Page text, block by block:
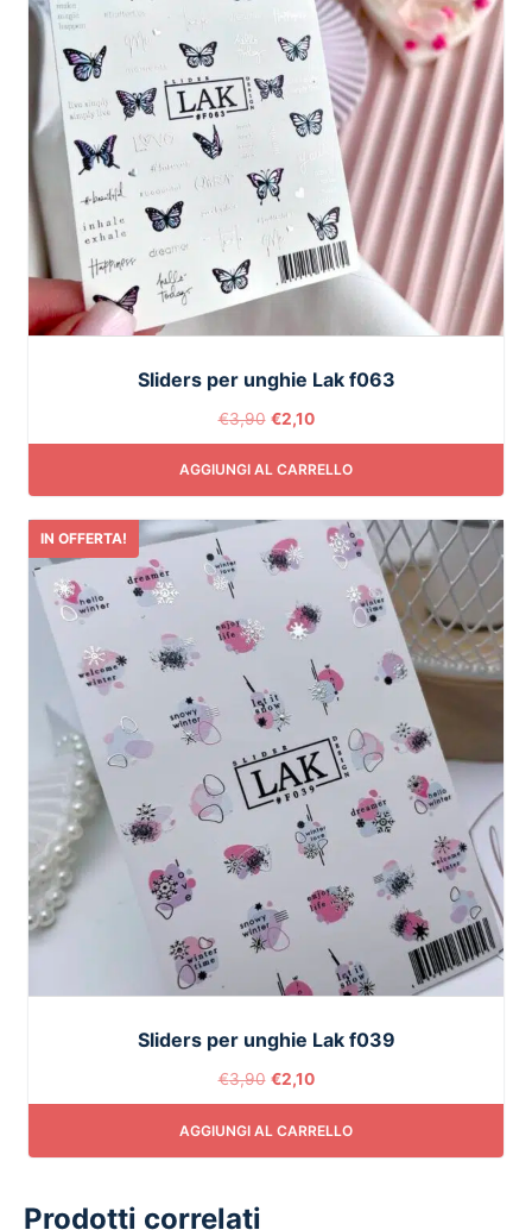
Sliders per unghie Lak f063
€3,90 €2,10
AGGIUNGI AL CARRELLO
IN OFFERTA!
Sliders per unghie Lak f039
€3,90 €2,10
AGGIUNGI AL CARRELLO
Prodotti correlati